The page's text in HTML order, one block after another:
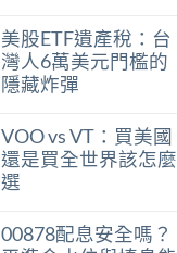
殖
利
率
區
間
存
股
買
點〉
股
股
利
所
合
併
計
稅
與
計
無
留
言
美股ETF遺產稅：台
灣人6萬美元門檻的
隱藏炸彈
股
ETF
遺
產
灣
人
留
言
VOO vs VT：買美國
還是買全世界該怎麼
選
vs
留
00878配息安全嗎？